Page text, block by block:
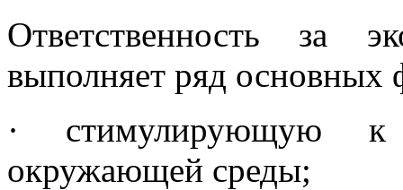
Ответственность за
выполняет ряд основных
· стимулирующую
окружающей среды;